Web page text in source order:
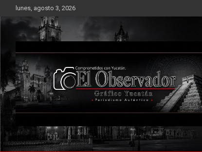
Saltar
al
contenido
lunes, agosto 3, 2026
El Observador Gráfico
Periodismo Auténtico